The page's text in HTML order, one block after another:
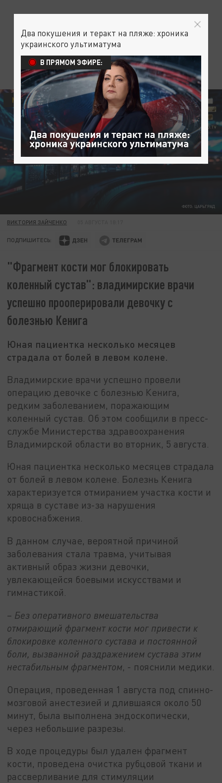
ФОТО: ЦАРЬГРАД
МЕДИЦИНА ОБЩЕСТВО
ВИКТОРИЯ ЗАЙЧЕНКО
ПОДПИШИТЕСЬ:
"Фрагмент кости мог блокировать
коленный сустав": владимирские врачи
успешно прооперировали девочку с
болезнью Кенига
Юная пациентка несколько месяцев
страдала от болей в левом колене.
Владимирские врачи успешно провели
операцию девочке с болезнью Кенига,
редким заболеванием, поражающим
коленный сустав. Об этом сообщили в пресс-
службе Министерства здравоохранения
Владимирской области во вторник, 5 августа.
Юная пациентка несколько месяцев страдала
от болей в левом колене. Болезнь Кенига
характеризуется отмиранием участка кости и
хряща в суставе из-за нарушения
кровоснабжения.
В данном случае, вероятной причиной
заболевания стала травма, учитывая
активный образ жизни девочки,
увлекающейся боевыми искусствами и
гимнастикой.
– Без оперативного вмешательства
отмирающий фрагмент кости мог привести к
блокировке коленного сустава и постоянной
боли, вызванной раздражением сустава этим
нестабильным фрагментом, - пояснили медики.
Операция, проведенная 1 августа под спинно-
мозговой анестезией и длившаяся около 50
минут, была выполнена эндоскопически,
через небольшие разрезы.
В ходе процедуры был удален фрагмент
кости, проведена очистка рубцовой ткани и
рассверливание для стимуляции
Два покушения и теракт на пляже: хроника
украинского ультиматума
В ПРЯМОМ ЭФИРЕ: